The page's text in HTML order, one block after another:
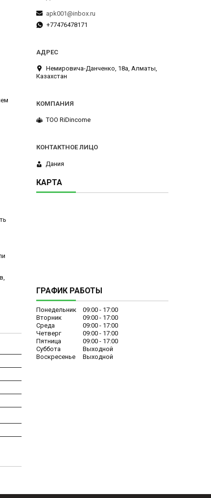
apk001@inbox.ru
+77476478171
Немировича-Данченко, 18а, Алматы,
Казахстан
ТОО RiDincome
Дания
КАРТА
ГРАФИК РАБОТЫ
Понедельник 09:00
17:00
Вторник
09:00
17:00
Среда
09:00
17:00
Четверг
09:00
17:00
Пятница
09:00
17:00
Суббота
Выходной
Воскресенье
Выходной